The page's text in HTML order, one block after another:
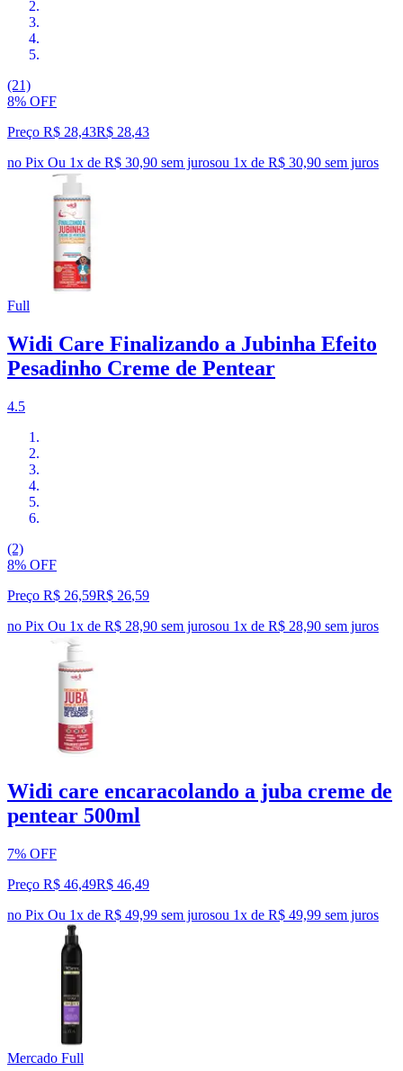
(21)
8% OFF
Preço R$ 28,43R$ 28,43
no Pix Ou 1x de R$ 30,90 sem jurosou 1x de R$ 30,90 sem juros
Full
Widi Care Finalizando a Jubinha Efeito
Pesadinho Creme de Pentear
4.5
(2)
8% OFF
Preço R$ 26,59R$ 26,59
no Pix Ou 1x de R$ 28,90 sem jurosou 1x de R$ 28,90 sem juros
Widi care encaracolando a juba creme de
pentear 500ml
7% OFF
Preço R$ 46,49R$ 46,49
no Pix Ou 1x de R$ 49,99 sem jurosou 1x de R$ 49,99 sem juros
Mercado Full